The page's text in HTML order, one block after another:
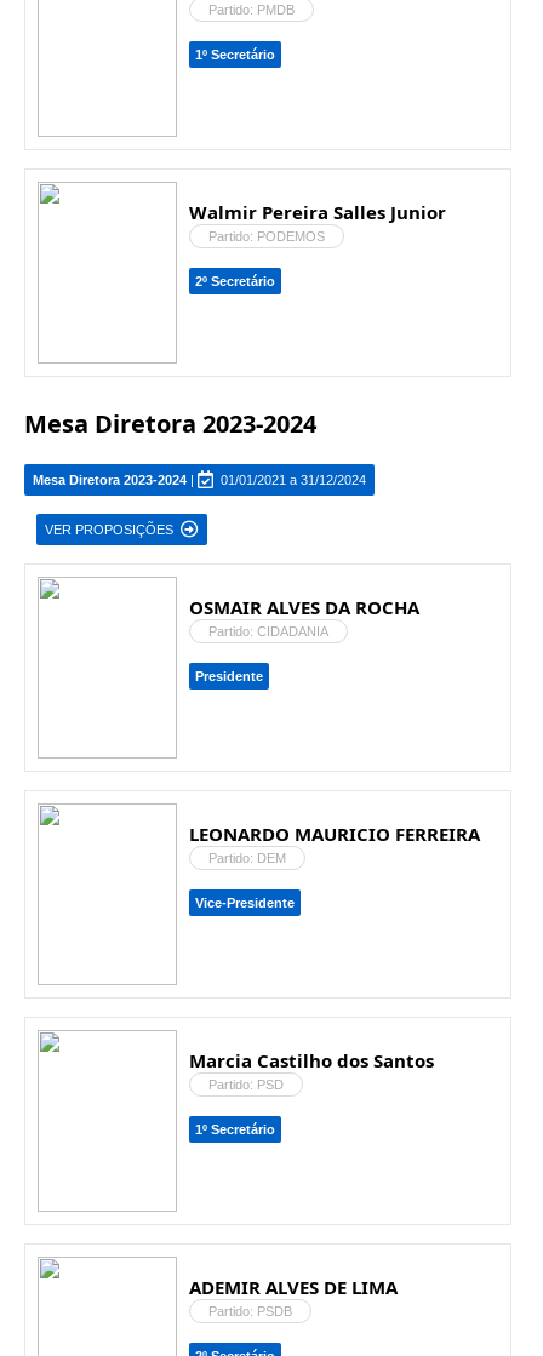
Partido: PMDB
1º Secretário
Walmir Pereira Salles Junior
Partido: PODEMOS
2º Secretário
Mesa Diretora 2023-2024
Mesa Diretora 2023-2024 | 01/01/2021 a 31/12/2024
VER PROPOSIÇÕES
OSMAIR ALVES DA ROCHA
Partido: CIDADANIA
Presidente
LEONARDO MAURICIO FERREIRA
Partido: DEM
Vice-Presidente
Marcia Castilho dos Santos
Partido: PSD
1º Secretário
ADEMIR ALVES DE LIMA
Partido: PSDB